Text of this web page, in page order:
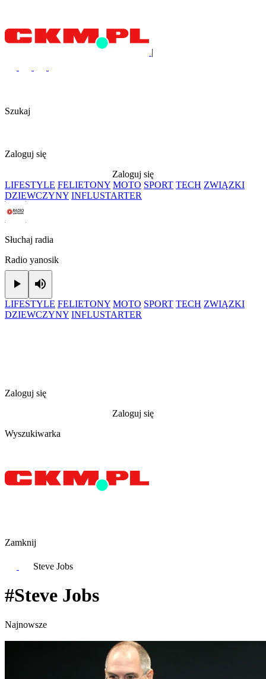
|
Szukaj
Zaloguj się
Zaloguj się
LIFESTYLE FELIETONY MOTO SPORT TECH ZWIĄZKI
DZIEWCZYNY INFLUSTARTER
Słuchaj radia
Radio yanosik
Play
LIFESTYLE FELIETONY MOTO SPORT TECH ZWIĄZKI
DZIEWCZYNY INFLUSTARTER
Zaloguj się
Zaloguj się
Wyszukiwarka
Zamknij
Steve Jobs
#Steve Jobs
Najnowsze